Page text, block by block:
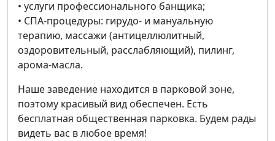
• услуги профессионального банщика;
• СПА-процедуры: гирудо- и мануальную
терапию, массажи (антицеллюлитный,
оздоровительный, расслабляющий), пилинг,
арома-масла.
Наше заведение находится в парковой зоне,
поэтому красивый вид обеспечен. Есть
бесплатная общественная парковка. Будем рады
видеть вас в любое время!